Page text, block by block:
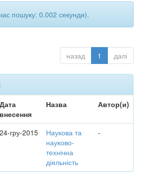
пошуку: 0.002 секунди).
назад 1 далі
Дата
внесення
Назва Автор(и)
24-гру-2015
Наукова та
науково-
технічна
діяльність
-